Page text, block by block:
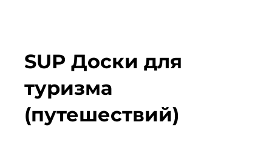
SUP Доски для
туризма
(путешествий)